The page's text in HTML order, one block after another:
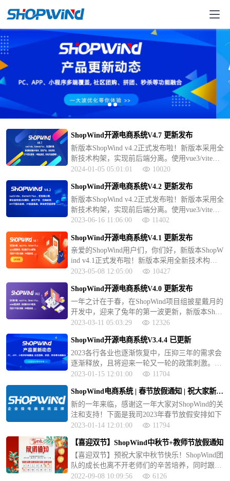
ShopWind开源电商系统V4.7 更新发布
新版本ShopWind v4.2正式发布啦！新版本采用全
新技术构架，实现前后端分离。使用vue3/vite、
Element Plus UI、 axios数据请求、页面异步加
销等功能，，修复了不少功能模块
2024-01-05 05:01:01 10020
ShopWind开源电商系统V4.2 更新发布
新版本ShopWind v4.2正式发布啦！新版本采用全
新技术构架，实现前后端分离。使用vue3/vite、
Element Plus UI、 axios数据请求、页面异步加
销等功能
2023-06-16 11:06:00 11402
ShopWind开源电商系统V4.1 更新发布
亲爱的ShopWind用户们，你们好，新版本ShopW
ind v4.1正式发布啦！新版本采用全新技术构
架，实现前后端分离。使用vue3/vite、Element Pl
2023-05-08 12:05:00 10427
ShopWind开源电商系统V4.0 更新发布
一年之计在于春，在ShopWind项目组披星戴月的
开发中，迎来了兔年的第一波更新，新版本Shop
Wind v4.0正式发布啦！新版本采用全新技术构
us UI、 axios数据请求、页面异步加载。
2023-03-11 05:03:29 12326
ShopWind开源电商系统V3.4.4 已更新
2023各行各业也逐渐恢复中，压抑三年的需求会
逐渐释放，且将迎来一轮又一轮的政策刺激。新
的一年ShopWind团队做好了准备，不断优化系
商系统软件。
2023-01-15 12:01:00 11704
ShopWind电商系统 | 春节放假通知 | 祝大家新年
快乐！
新的一年来临，感谢这一年大家对ShopWind的关
注和支持！下面是我司2023年春节放假安排如下
2023-01-14 12:01:00
11794
【喜迎双节】ShopWind中秋节+教师节放假通知
【喜迎双节】预祝大家中秋节快乐！ShopWind团
队的成长也离不开老师们的辛苦培养，同时跟老
师们说声：老师辛苦了，教师节快乐！
2022-09-08 10:09:56 6126